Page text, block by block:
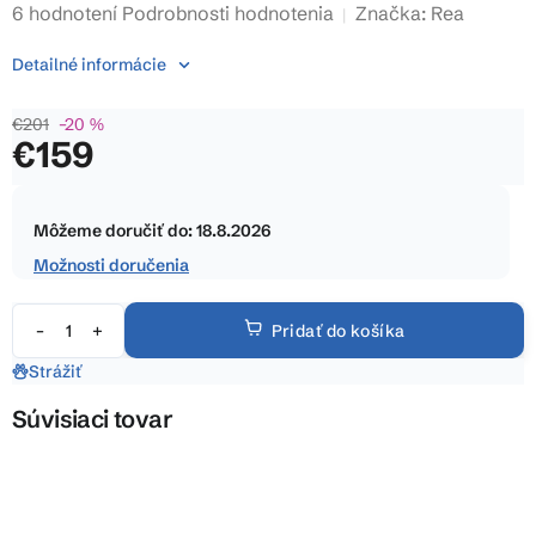
Priemerné
produktu
4,2
z
6 hodnotení Podrobnosti hodnotenia Značka: Rea
€201 –20 %
€159
cena:
Môžeme doručiť do:18.8.2026
Možnosti doručenia
Pridať do košíka
Detailné informácie
Strážiť
Súvisiaci tovar